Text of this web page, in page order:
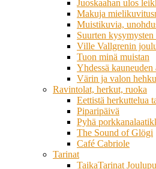
Juoskaahan ulos
Makuja
Muistikuvia,
Suurten kysymysten
Ville Vallgrenin
Tuon minä muistan
Yhdessä kauneuden
Värin ja valon
Ravintolat, herkut, ruoka
Eettistä herkuttelua
Piparipäivä
Pyhä
The Sound of Glögi
Café Cabriole
Tarinat
TaikaTarinat